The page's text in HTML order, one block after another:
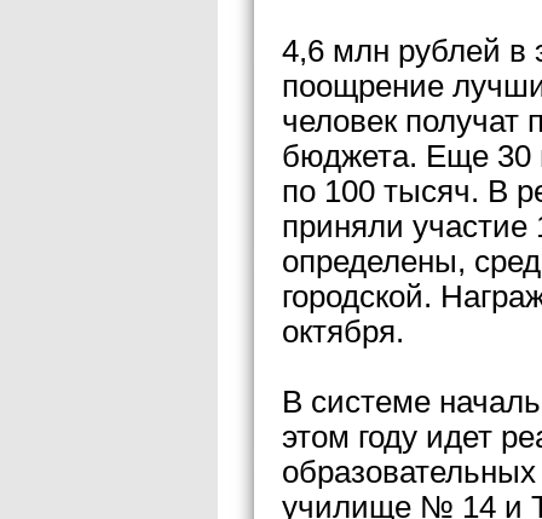
4,6 млн рублей в
поощрение
человек получат
бюджета. Еще 30
по 100 тысяч. В
приняли
определены,
городской.
октября.
В системе
этом году идет
училище № 14 и